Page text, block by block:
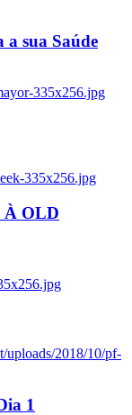
sua Saúde
335x256.jpg
335x256.jpg
À OLD
uploads/2018/10/pf-
1